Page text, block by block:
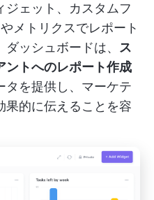
ジェット、カスタムフ
メトリクスでレポート
ッシュボードは、 ス
ントへのレポート作成
タを提供し、マーケテ
果的に伝えることを容